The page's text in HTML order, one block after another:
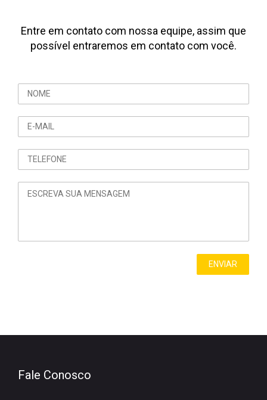
Entre em contato com nossa equipe, assim que
possível entraremos em contato com você.
Fale Conosco